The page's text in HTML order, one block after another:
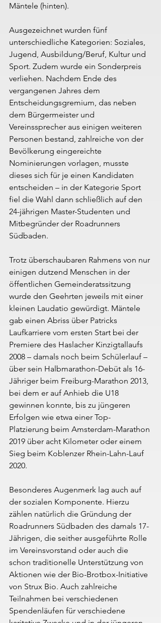
Mäntele (hinten).
Ausgezeichnet wurden fünf
unterschiedliche Kategorien: Soziales,
Jugend, Ausbildung/Beruf, Kultur und
Sport. Zudem wurde ein Sonderpreis
verliehen. Nachdem Ende des
vergangenen Jahres dem
Entscheidungsgremium, das neben
dem Bürgermeister und
Vereinssprecher aus einigen weiteren
Personen bestand, zahlreiche von der
Bevölkerung eingereichte
Nominierungen vorlagen, musste
dieses sich für je einen Kandidaten
entscheiden – in der Kategorie Sport
fiel die Wahl dann schließlich auf den
24-jährigen Master-Studenten und
Mitbegründer der Roadrunners
Südbaden.
Trotz überschaubaren Rahmens von nur
einigen dutzend Menschen in der
öffentlichen Gemeinderatssitzung
wurde den Geehrten jeweils mit einer
kleinen Laudatio gewürdigt. Mäntele
gab einen Abriss über Patricks
Laufkarriere vom ersten Start bei der
Premiere des Haslacher Kinzigtallaufs
2008 – damals noch beim Schülerlauf –
über sein Halbmarathon-Debüt als 16-
Jähriger beim Freiburg-Marathon 2013,
bei dem er auf Anhieb die U18
gewinnen konnte, bis zu jüngeren
Erfolgen wie etwa einer Top-
Platzierung beim Amsterdam-Marathon
2019 über acht Kilometer oder einem
Sieg beim Koblenzer Rhein-Lahn-Lauf
2020.
Besonderes Augenmerk lag auch auf
der sozialen Komponente. Hierzu
zählen natürlich die Gründung der
Roadrunners Südbaden des damals 17-
Jährigen, die seither ausgeführte Rolle
im Vereinsvorstand oder auch die
schon traditionelle Unterstützung von
Aktionen wie der Bio-Brotbox-Initiative
von Strux Bio. Auch zahlreiche
Teilnahmen bei verschiedenen
Spendenläufen für verschiedene